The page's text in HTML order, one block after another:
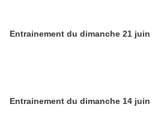
Entrainement du dimanche 21 juin
Entrainement du dimanche 14 juin